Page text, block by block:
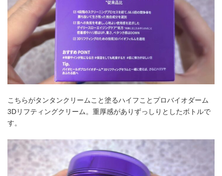
こちらがタンタンクリームこと塗るハイフことプロバイオダーム
3Dリフティングクリーム。重厚感がありずっしりとしたボトルで
す。